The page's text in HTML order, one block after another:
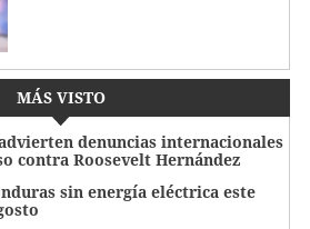
MÁS VISTO
denuncias internacionales
contra Roosevelt Hernández
sin energía eléctrica este